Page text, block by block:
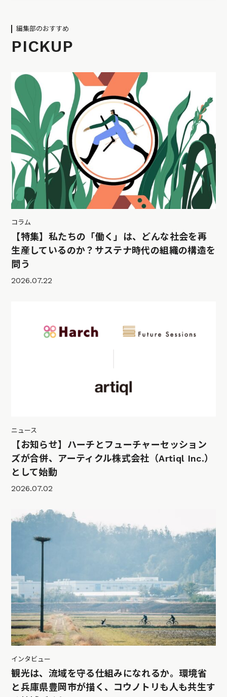
編集部のおすすめ
PICKUP
コラム
【特集】私たちの「働く」は、どんな社会を再
生産しているのか？サステナ時代の組織の構造を
問う
2026.07.22
ニュース
【お知らせ】ハーチとフューチャーセッション
ズが合併、アーティクル株式会社（Artiql Inc.）
として始動
2026.07.02
インタビュー
観光は、流域を守る仕組みになれるか。環境省
と兵庫県豊岡市が描く、コウノトリも人も共生す